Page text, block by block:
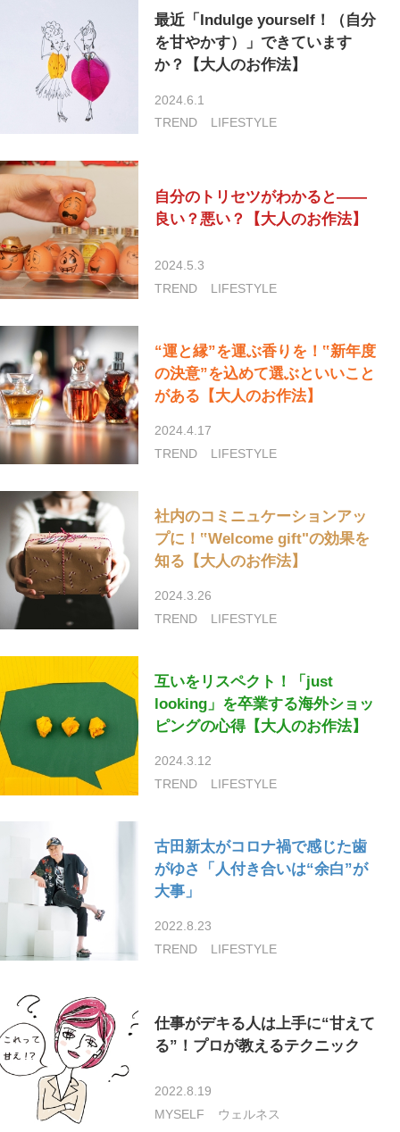
最近「Indulge yourself！（自分
を甘やかす）」できています
か？【大人のお作法】
2024.6.1
TREND
LIFESTYLE
自分のトリセツがわかると――
良い？悪い？【大人のお作法】
2024.5.3
TREND
LIFESTYLE
“運と縁”を運ぶ香りを！‟新年度
の決意”を込めて選ぶといいこと
がある【大人のお作法】
2024.4.17
TREND
LIFESTYLE
社内のコミニュケーションアッ
プに！‟Welcome gift"の効果を
知る【大人のお作法】
2024.3.26
TREND
LIFESTYLE
互いをリスペクト！「just
looking」を卒業する海外ショッ
ピングの心得【大人のお作法】
2024.3.12
TREND
LIFESTYLE
古田新太がコロナ禍で感じた歯
がゆさ「人付き合いは“余白”が
大事」
2022.8.23
TREND
LIFESTYLE
仕事がデキる人は上手に“甘えて
る”！プロが教えるテクニック
2022.8.19
MYSELF
ウェルネス